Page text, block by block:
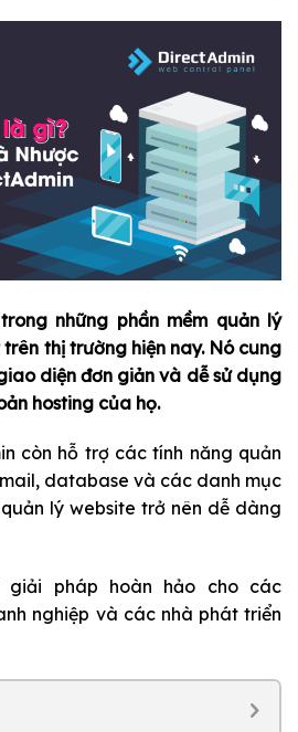
những phần mềm quản lý
thị trường hiện nay. Nó cung
diện đơn giản và dễ sử dụng
hosting của họ.
còn hỗ trợ các tính năng quản
database và các danh mục
lý website trở nên dễ dàng
giải pháp hoàn hảo cho các
nghiệp và các nhà phát triển